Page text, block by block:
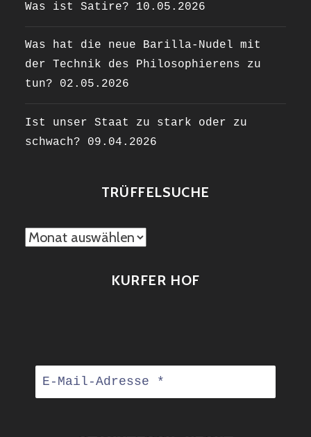
Was ist Satire? 10.05.2026
Was hat die neue Barilla-Nudel mit
der Technik des Philosophierens zu
tun?
02.05.2026
Ist unser Staat zu stark oder zu
schwach?
09.04.2026
TRÜFFELSUCHE
TRÜFFELSUCHE
KURFER HOF